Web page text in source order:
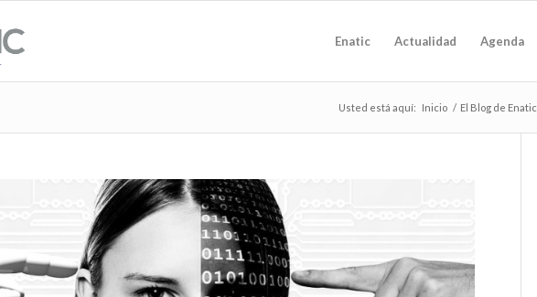
Enatic Actualidad Agenda
Usted está aquí: Inicio / El Blog de Enatic